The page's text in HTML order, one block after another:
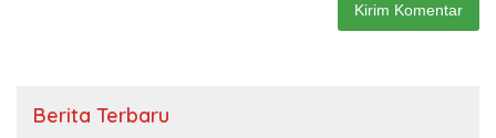
Berita Terbaru